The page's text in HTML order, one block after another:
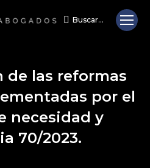
Search:
Buscar...
de las reformas
por el
necesidad y
70/2023.